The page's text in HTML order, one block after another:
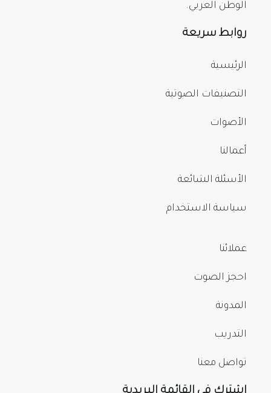
الوطن العربي.
روابط سريعة
الرئيسية
التصنيفات الصوتية
الأصوات
أعمالنا
الأسئلة الشائعة
سياسة الاستخدام
عملائنا
احجز الصوت
المدونة
التدريب
تواصل معنا